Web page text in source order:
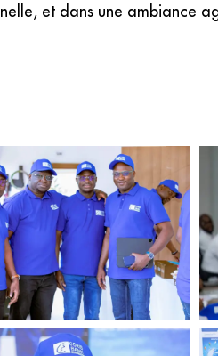
et dans une ambiance